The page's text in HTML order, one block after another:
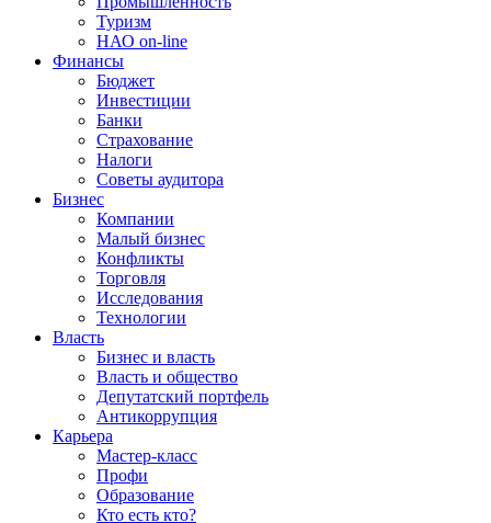
Туризм
НАО on-line
Финансы
Бюджет
Инвестиции
Банки
Страхование
Налоги
Советы аудитора
Бизнес
Компании
Малый бизнес
Конфликты
Торговля
Исследования
Технологии
Власть
Бизнес и власть
Власть и общество
Депутатский портфель
Антикоррупция
Карьера
Мастер-класс
Профи
Образование
Кто есть кто?